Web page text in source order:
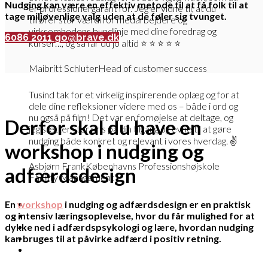
er professionel garant for. Jeg er vidne til, at du
tilfører stor værdi for medarbejdere og
virksomhedens bundlinje med dine foredrag og
kurser…, og så får du jo altid ⭐ ⭐ ⭐ ⭐ ⭐
Maibritt SchluterHead of customer success
Tusind tak for et virkelig inspirerende oplæg og for at
dele dine refleksioner videre med os – både i ord og
nu også på film! Det var en fornøjelse at deltage, og
jeg sætter stor pris på din tilgang og evne til at gøre
nudging både konkret og relevant i vores hverdag. ✌️
Asbjørn FrankKøbenhavns Professionshøjskole
Facility Management
Nudging kan være en effektiv metode til at få folk til at
tage miljøvenlige valg uden at de føler sig tvunget.
6086 2011 go@brave.dk
Derfor skal du have en
workshop inudging og
adfærdsdesign
En workshop i nudging og adfærdsdesign er en praktisk
og intensiv læringsoplevelse, hvor du får mulighed for at
dykke ned i adfærdspsykologi og lære, hvordan nudging
kan bruges til at påvirke adfærd i positiv retning.